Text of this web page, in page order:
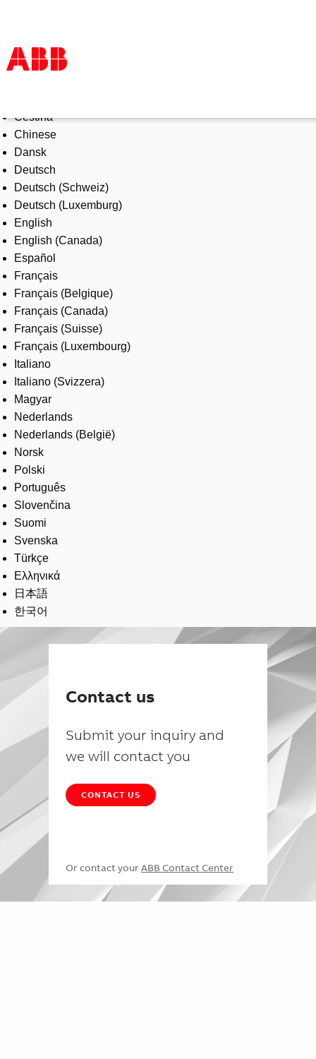
Products & Solutions
Industries
Services
About us
Where to buy
Contact us
Careers
Čeština
Chinese
Dansk
Deutsch
Deutsch (Schweiz)
Deutsch (Luxemburg)
English
English (Canada)
Español
Français
Français (Belgique)
Français (Canada)
Français (Suisse)
Français (Luxembourg)
Italiano
Italiano (Svizzera)
Magyar
Nederlands
Nederlands (België)
Norsk
Polski
Português
Slovenčina
Suomi
Svenska
Türkçe
Ελληνικά
日本語
한국어
Contact us
Submit your inquiry and
we will contact you
CONTACT US
Or contact your ABB Contact Center